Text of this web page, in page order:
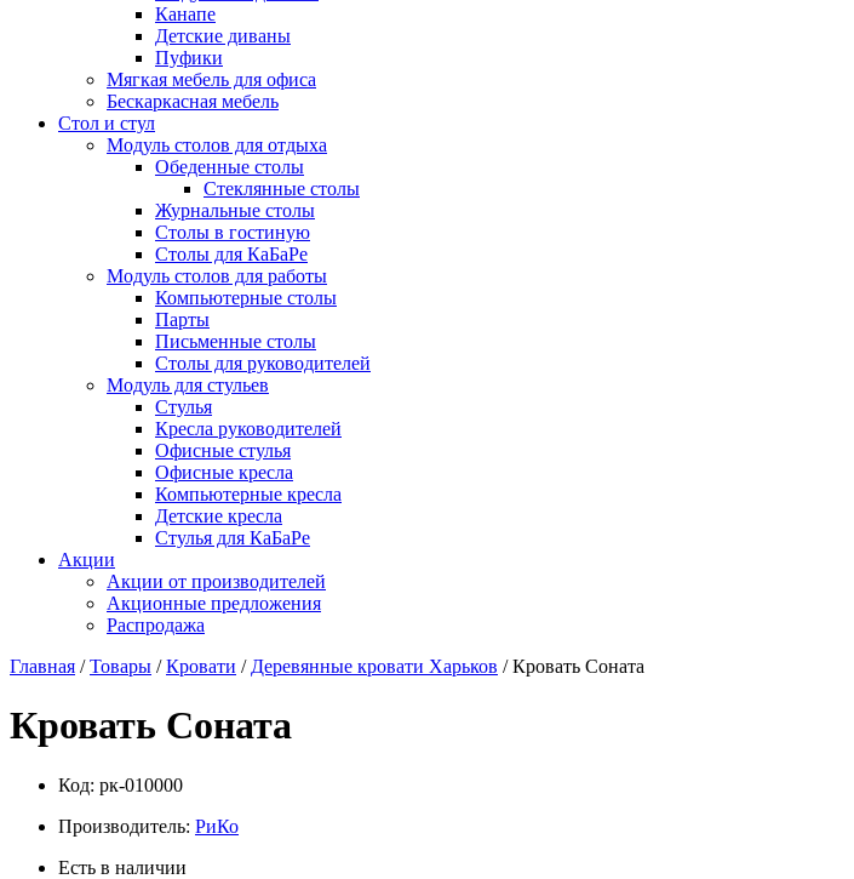
Канапе
Детские диваны
Пуфики
Мягкая мебель для офиса
Бескаркасная мебель
Стол и стул
Модуль столов для отдыха
Обеденные столы
Стеклянные столы
Журнальные столы
Столы в гостиную
Столы для КаБаРе
Модуль столов для работы
Компьютерные столы
Парты
Письменные столы
Столы для руководителей
Модуль для стульев
Стулья
Кресла руководителей
Офисные стулья
Офисные кресла
Компьютерные кресла
Детские кресла
Стулья для КаБаРе
Акции
Акции от производителей
Акционные предложения
Распродажа
Главная /Товары /Кровати / Деревянные кровати Харьков / Кровать Соната
Кровать Соната
Код: рк-010000
Производитель: РиКо
Есть в наличии